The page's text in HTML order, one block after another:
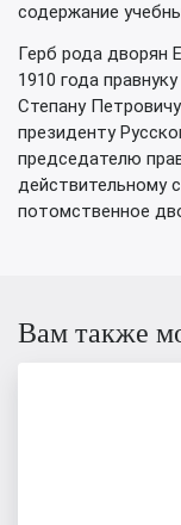
содержание
Герб рода дворян
1910 года
Степану
президенту
председателю
действительному
потомственное
Вам также